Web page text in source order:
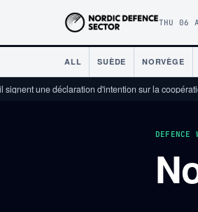
THU 06
ALL SUÈDE NORVÈGE
une déclaration d'intention sur la
DEFENCE